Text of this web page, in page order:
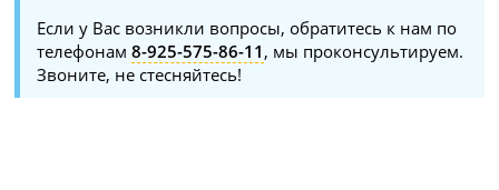
Если у Вас возникли вопросы, обратитесь к нам по
телефонам8-925-575-86-11 , мы проконсультируем.
Звоните, не стесняйтесь!